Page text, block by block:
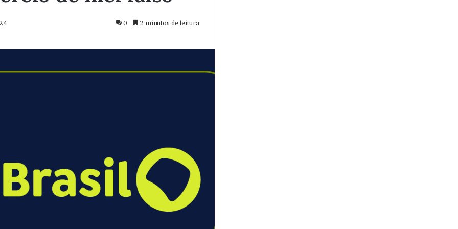
0 2 minutos de leitura